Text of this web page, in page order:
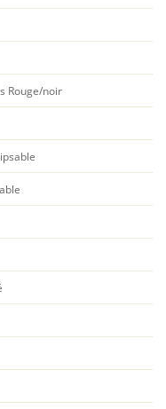
Rouge/noir